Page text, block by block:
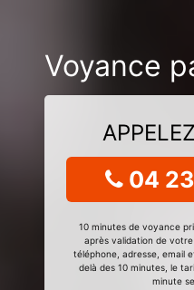
Voyance
04
10 minutes de voyance
après validation de
téléphone, adresse, email
delà des 10 minutes, le
minute